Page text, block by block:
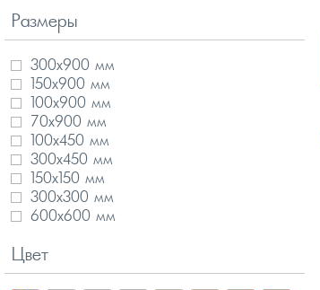
Мозаика
Модули
Панно
Размеры
300х900 мм
150х900 мм
100х900 мм
70х900 мм
100х450 мм
300х450 мм
150х150 мм
300х300 мм
600х600 мм
Цвет